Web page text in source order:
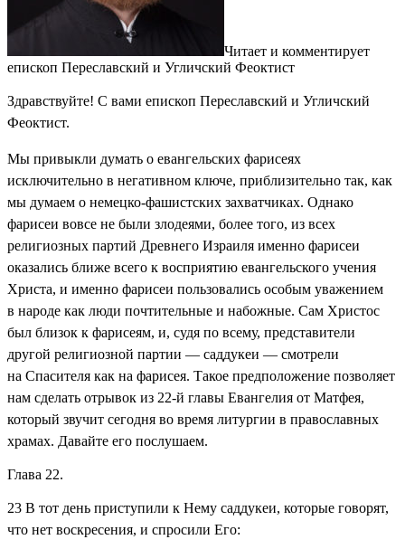
Читает и комментирует
епископ Переславский и Угличский Феоктист
Здравствуйте! С вами епископ Переславский и Угличский
Феоктист.
Мы привыкли думать о евангельских фарисеях
исключительно в негативном ключе, приблизительно так, как
мы думаем о немецко-фашистских захватчиках. Однако
фарисеи вовсе не были злодеями, более того, из всех
религиозных партий Древнего Израиля именно фарисеи
оказались ближе всего к восприятию евангельского учения
Христа, и именно фарисеи пользовались особым уважением
в народе как люди почтительные и набожные. Сам Христос
был близок к фарисеям, и, судя по всему, представители
другой религиозной партии — саддукеи — смотрели
на Спасителя как на фарисея. Такое предположение позволяет
нам сделать отрывок из 22-й главы Евангелия от Матфея,
который звучит сегодня во время литургии в православных
храмах. Давайте его послушаем.
Глава 22.
23 В тот день приступили к Нему саддукеи, которые говорят,
что нет воскресения, и спросили Его: